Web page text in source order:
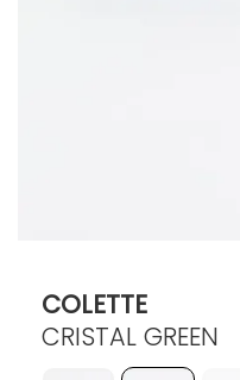
COLETTE
CRISTAL GREEN